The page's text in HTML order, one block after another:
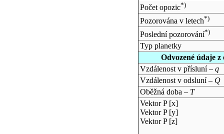
Počet opozic*)
Pozorována v letech*)
Poslední pozorování*)
Typ planetky
Odvozené údaje
Vzdálenost v přísluní – q
Vzdálenost v odsluní – Q
Oběžná doba – T
Vektor P [x]
Vektor P [y]
Vektor P [z]